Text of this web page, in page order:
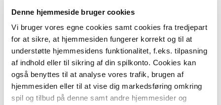
Denne hjemmeside bruger cookies
Vi bruger vores egne cookies samt cookies fra tredjepart
for at sikre, at hjemmesiden fungerer korrekt og til at
understøtte hjemmesidens funktionalitet, f.eks. tilpasning
af indhold eller til sikring af din spilkonto. Cookies kan
også benyttes til at analyse vores trafik, brugen af
hjemmesiden eller til at vise dig markedsføring omkring
spil og tilbud på denne samt andre hjemmesider og